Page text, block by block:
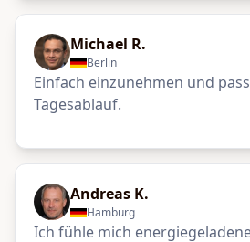
Michael R.
Berlin
Einfach einzunehmen und
Tagesablauf.
Andreas K.
Hamburg
Ich fühle mich